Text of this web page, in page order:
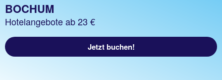
BOCHUM
Hotelangebote ab 23 €
Jetzt buchen!